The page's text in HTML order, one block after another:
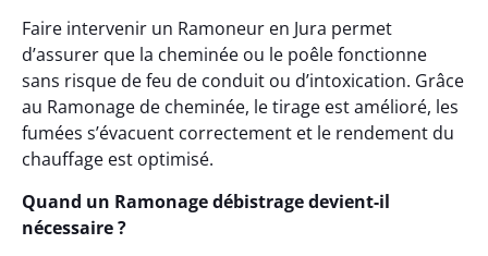
Faire intervenir un Ramoneur en Jura permet
d’assurer que la cheminée ou le poêle fonctionne
sans risque de feu de conduit ou d’intoxication. Grâce
au Ramonage de cheminée, le tirage est amélioré, les
fumées s’évacuent correctement et le rendement du
chauffage est optimisé.
Quand un Ramonage débistrage devient-il
nécessaire ?